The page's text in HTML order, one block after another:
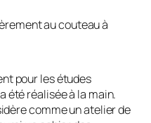
au couteau à
pour les études
été réalisée à la main.
comme un atelier de